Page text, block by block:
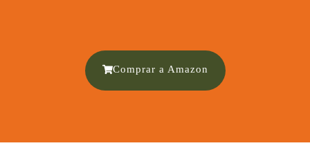
Comprar a Amazon